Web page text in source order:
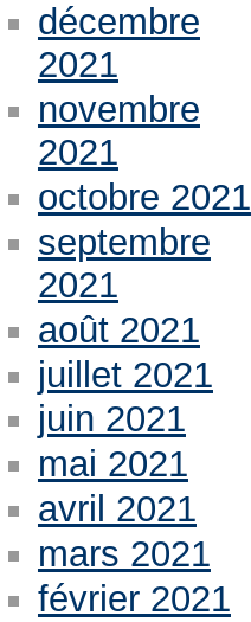
décembre
2021
novembre
2021
octobre 2021
septembre
2021
août 2021
juillet 2021
juin 2021
mai 2021
avril 2021
mars 2021
février 2021